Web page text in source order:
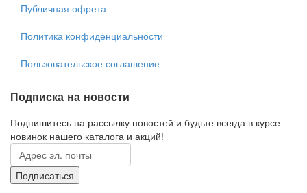
Публичная офрета
Политика конфиденциальности
Пользовательское соглашение
Подписка на новости
Подпишитесь на рассылку новостей и будьте всегда в курсе
новинок нашего каталога и акций!